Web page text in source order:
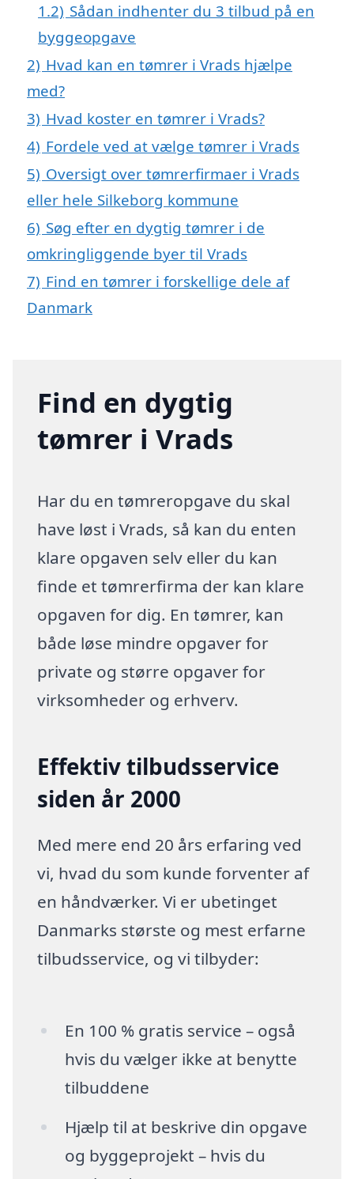
1.2) Sådan indhenter du 3 tilbud på en
byggeopgave
2) Hvad kan en tømrer i Vrads hjælpe
med?
3) Hvad koster en tømrer i Vrads?
4) Fordele ved at vælge tømrer i Vrads
5) Oversigt over tømrerfirmaer i Vrads
eller hele Silkeborg kommune
6) Søg efter en dygtig tømrer i de
omkringliggende byer til Vrads
7) Find en tømrer i forskellige dele af
Danmark
Find en dygtig
tømrer i Vrads
Har du en tømreropgave du skal
have løst i Vrads, så kan du enten
klare opgaven selv eller du kan
finde et tømrerfirma der kan klare
opgaven for dig. En tømrer, kan
både løse mindre opgaver for
private og større opgaver for
virksomheder og erhverv.
Effektiv tilbudsservice
siden år 2000
Med mere end 20 års erfaring ved
vi, hvad du som kunde forventer af
en håndværker. Vi er ubetinget
Danmarks største og mest erfarne
tilbudsservice, og vi tilbyder:
En 100 % gratis service – også
hvis du vælger ikke at benytte
tilbuddene
Hjælp til at beskrive din opgave
og byggeprojekt – hvis du